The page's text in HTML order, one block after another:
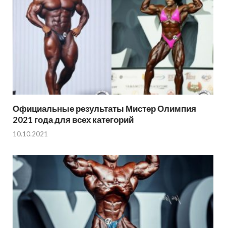
Официальные результаты Мистер Олимпия
2021 года для всех категорий
10.10.2021